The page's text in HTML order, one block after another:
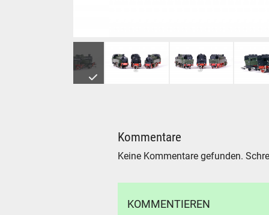
PIKO GÜTZOLD Dampflokomotive BR 75 und
1 2 3 4
Kommentare
Keine Kommentare gefunden.
KOMMENTIEREN